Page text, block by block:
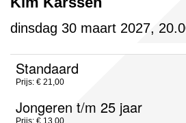
dinsdag 30 maart 2027,
Standaard
Prijs: € 21,00
Jongeren t/m 25 jaar
Prijs: € 13,00